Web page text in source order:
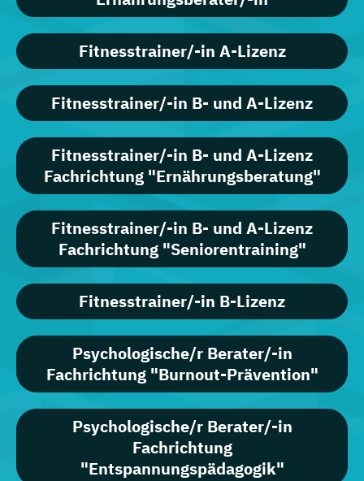
Fitnesstrainer/-in A-Lizenz
Fitnesstrainer/-in B- und A-Lizenz
Fitnesstrainer/-in B- und A-Lizenz
Fachrichtung "Ernährungsberatung"
Fitnesstrainer/-in B- und A-Lizenz
Fachrichtung "Seniorentraining"
Fitnesstrainer/-in B-Lizenz
Psychologische/r Berater/-in
Fachrichtung "Burnout-Prävention"
Psychologische/r Berater/-in
Fachrichtung
"Entspannungspädagogik"